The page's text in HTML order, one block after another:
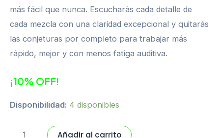
más fácil que nunca. Escucharás cada detalle de
cada mezcla con una claridad excepcional y quitarás
las conjeturas por completo para trabajar más
rápido, mejor y con menos fatiga auditiva.
¡10% OFF!
Disponibilidad: 4 disponibles
Añadir al carrito